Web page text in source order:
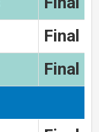
Final
Final